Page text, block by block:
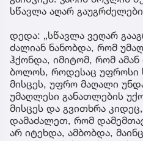
სწავლა აღარ
დედა: „სწავლა ვეღარ
ძალიან ნანობდა, რომ
ჰქონდა, იმიტომ, რომ
ბოლოს, როდესაც უფროსი
მისცეს, უფრო მაღალი
უმაღლესი განათლების
მისცეს და გვითხრა
დამაძალეთ, რომ
არ იტეხდა, ამბობდა,